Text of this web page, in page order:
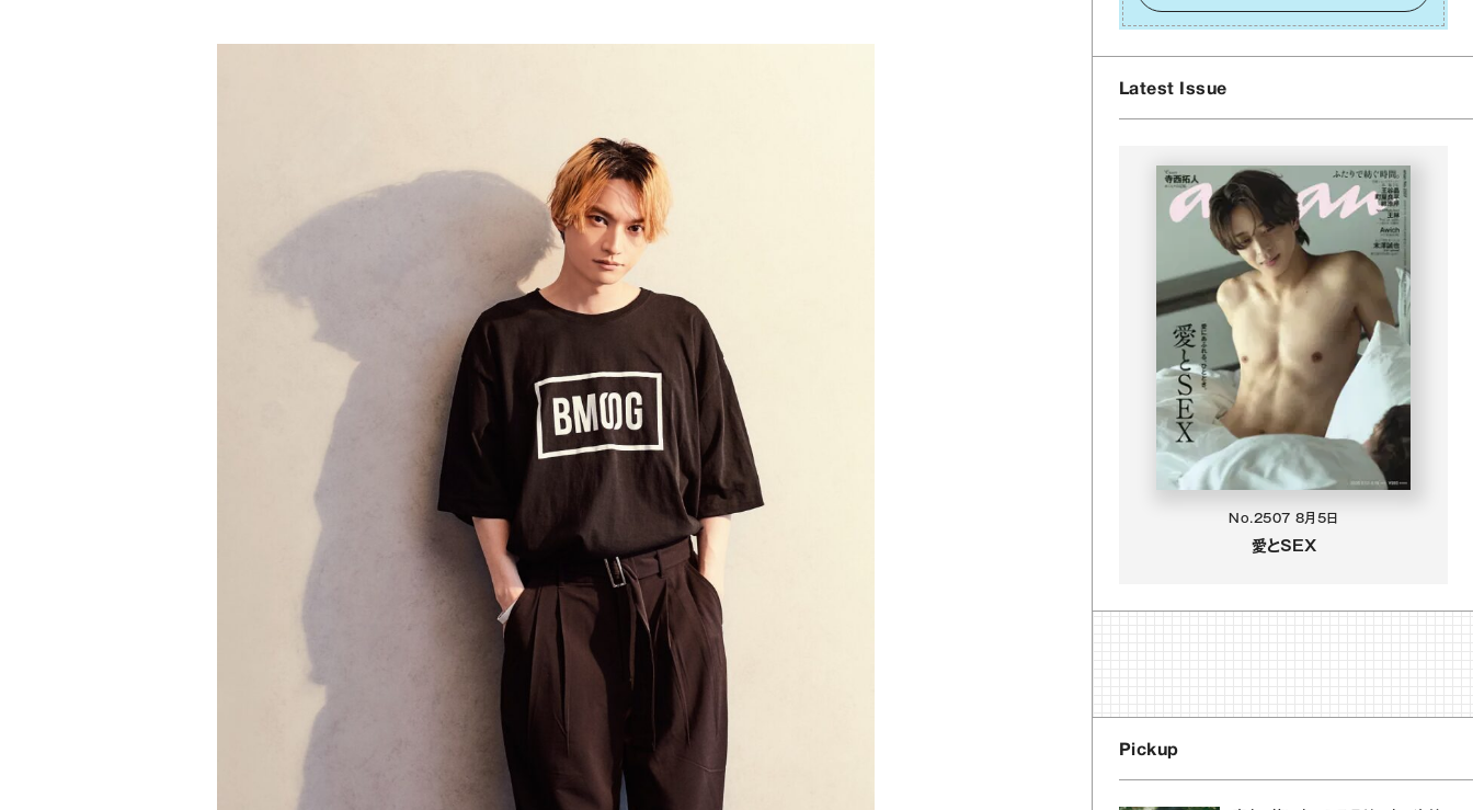
使いましょう。ここでしっかりとエネルギーを蓄
え、困難を乗り越える⼒に変えましょう。
Latest Issue
No.2507 8月5日
愛とSEX
Pickup